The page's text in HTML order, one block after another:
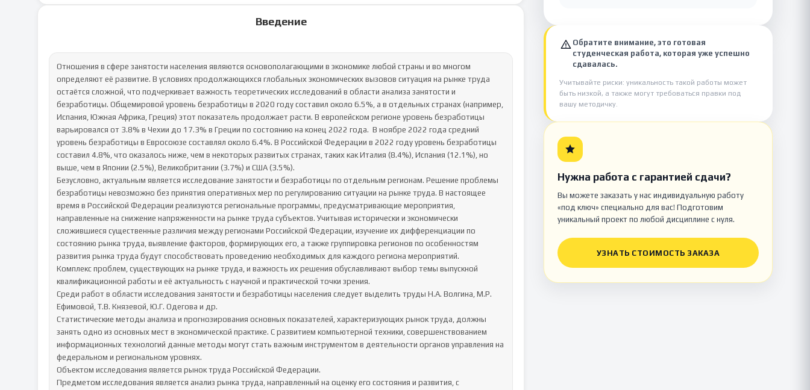
Введение
Отношения в сфере занятости населения являются основополагающими в экономике любой страны и во многом
определяют её развитие. В условиях продолжающихся глобальных экономических вызовов ситуация на рынке труда
остаётся сложной, что подчеркивает важность теоретических исследований в области анализа занятости и
безработицы. Общемировой уровень безработицы в 2020 году составил около 6.5%, а в отдельных странах (например,
Испания, Южная Африка, Греция) этот показатель продолжает расти. В европейском регионе уровень безработицы
варьировался от 3.8% в Чехии до 17.3% в Греции по состоянию на конец 2022 года.  В ноябре 2022 года средний
уровень безработицы в Евросоюзе составлял около 6.4%. В Российской Федерации в 2022 году уровень безработицы
составил 4.8%, что оказалось ниже, чем в некоторых развитых странах, таких как Италия (8.4%), Испания (12.1%), но
выше, чем в Японии (2.5%), Великобритании (3.7%) и США (3.5%).
Безусловно, актуальным является исследование занятости и безработицы по отдельным регионам. Решение проблемы
безработицы невозможно без принятия оперативных мер по регулированию ситуации на рынке труда. В настоящее
время в Российской Федерации реализуются региональные программы, предусматривающие мероприятия,
направленные на снижение напряженности на рынке труда субъектов. Учитывая исторически и экономически
сложившиеся существенные различия между регионами Российской Федерации, изучение их дифференциации по
состоянию рынка труда, выявление факторов, формирующих его, а также группировка регионов по особенностям
развития рынка труда будут способствовать проведению необходимых для каждого региона мероприятий.
Комплекс проблем, существующих на рынке труда, и важность их решения обуславливают выбор темы выпускной
квалификационной работы и её актуальность с научной и практической точки зрения.
Среди работ в области исследования занятости и безработицы населения следует выделить труды Н.А. Волгина, М.Р.
Ефимовой, Т.В. Князевой, Ю.Г. Одегова и др.
Статистические методы анализа и прогнозирования основных показателей, характеризующих рынок труда, должны
занять одно из основных мест в экономической практике. С развитием компьютерной техники, совершенствованием
информационных технологий данные методы могут стать важным инструментом в деятельности органов управления на
федеральном и региональном уровнях.
Объектом исследования является рынок труда Российской Федерации.
Предметом исследования является анализ рынка труда, направленный на оценку его состояния и развития, с
Обратите внимание, это готовая
студенческая работа, которая уже успешно
сдавалась.
Учитывайте риски: уникальность такой работы может
быть низкой, а также могут требоваться правки под
вашу методичку.
Нужна работа с гарантией сдачи?
Вы можете заказать у нас индивидуальную работу
«под ключ» специально для вас! Подготовим
уникальный проект по любой дисциплине с нуля.
УЗНАТЬ СТОИМОСТЬ ЗАКАЗА